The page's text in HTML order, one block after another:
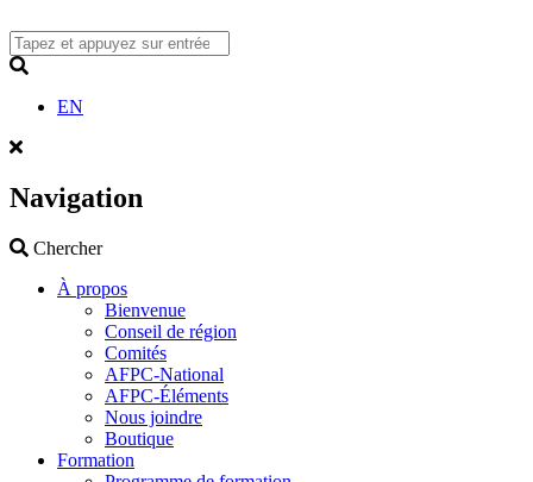
to
content
EN
Navigation
ChercherSearch
À propos
Bienvenue
Conseil de région
Comités
AFPC-National
AFPC-Éléments
Nous joindre
Boutique
Formation